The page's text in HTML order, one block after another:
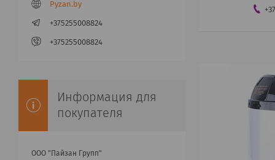
Pyzan.by
+375255008824
+375255008824
Информация для
покупателя
ООО "Пайзан Групп"